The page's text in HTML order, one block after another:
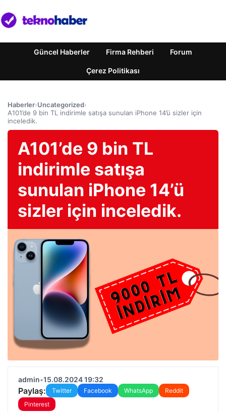
Güncel Haberler Firma Rehberi Forum
Çerez Politikası
Haberler›Uncategorized›
A101’de 9 bin TL indirimle satışa sunulan iPhone 14’ü sizler için
inceledik.
A101’de 9 bin TL
indirimle satışa
sunulan iPhone 14’ü
sizler için inceledik.
admin•15.08.2024 19:32
Paylaş: Twitter Facebook WhatsApp
Reddit
Pinterest